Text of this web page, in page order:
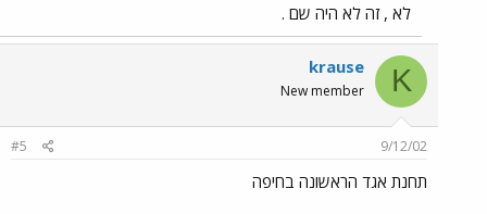
לא , זה לא היה שם .
K
krause
New member
9/12/02
#5
תחנת אגד הראשונה בחיפה